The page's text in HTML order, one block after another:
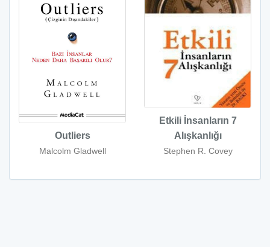
Outliers
Malcolm Gladwell
Etkili İnsanların 7
Alışkanlığı
Stephen R. Covey